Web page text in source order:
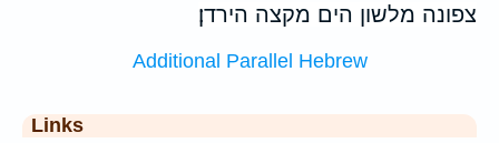
צפונה מלשון הים מקצה הירדן׃
Additional Parallel Hebrew
Links